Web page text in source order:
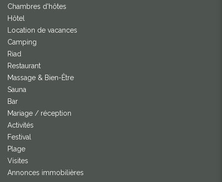
Chambres d'hôtes
Hôtel
Location de vacances
Camping
Riad
Restaurant
Massage & Bien-Être
Sauna
Bar
Mariage / réception
Activités
Festival
Plage
Visites
Annonces immobilières